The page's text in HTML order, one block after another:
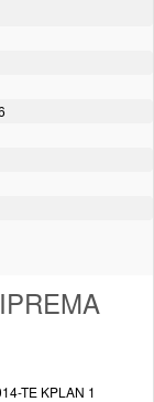
TE KPLAN 1